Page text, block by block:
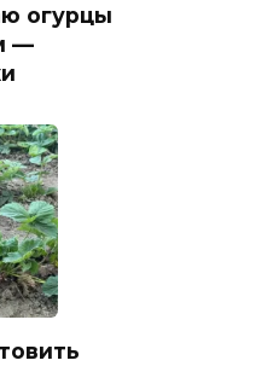
огурцы
—